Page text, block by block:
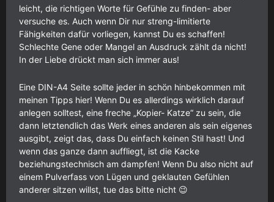
leicht, die richtigen Worte für Gefühle zu finden- aber
versuche es. Auch wenn Dir nur streng-limitierte
Fähigkeiten dafür vorliegen, kannst Du es schaffen!
Schlechte Gene oder Mangel an Ausdruck zählt da nicht!
In der Liebe drückt man sich immer aus!
Eine DIN-A4 Seite sollte jeder in schön hinbekommen mit
meinen Tipps hier! Wenn Du es allerdings wirklich darauf
anlegen solltest, eine freche „Kopier- Katze“ zu sein, die
dann letztendlich das Werk eines anderen als sein eigenes
ausgibt, zeigt das, dass Du einfach keinen Stil hast! Und
wenn das ganze dann auffliegt, ist die Kacke
beziehungstechnisch am dampfen! Wenn Du also nicht auf
einem Pulverfass von Lügen und geklauten Gefühlen
anderer sitzen willst, tue das bitte nicht 😉